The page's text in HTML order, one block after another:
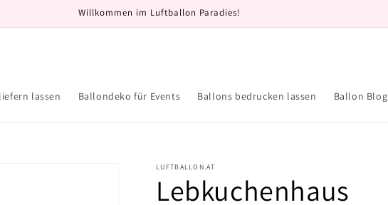
Willkommen im Luftballon Paradies!
lassen Ballondeko für Events Ballons bedrucken lassen Ballon Blog
LUFTBALLON.AT
Lebkuchenhaus